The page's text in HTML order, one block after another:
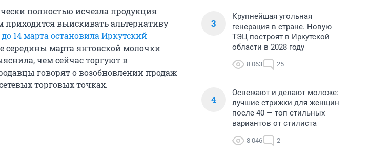
полностью исчезла продукция
выискивать альтернативу
до 14 марта остановила Иркутский
середины марта янтовской молочки
чем сейчас торгуют в
говорят о возобновлении продаж
торговых точках.
3
Крупнейшая угольная
генерация в стране. Новую
ТЭЦ построят в Иркутской
области в 2028 году
8 063 25
4
Освежают и делают моложе:
лучшие стрижки для женщин
после 40 — топ стильных
вариантов от стилиста
8 046 2